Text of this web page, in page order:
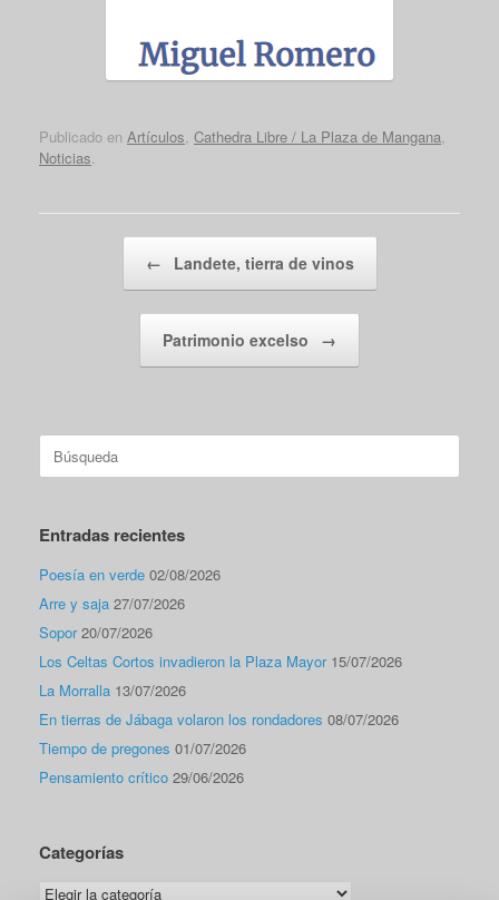
Publicado en Artículos Cathedra Libre / La Plaza de Mangana
Noticias
← Landete, tierra de vinos
Patrimonio excelso →
Buscar:
Entradas recientes
Poesía en verde 02/08/2026
Arre y saja 27/07/2026
Sopor 20/07/2026
Los Celtas Cortos invadieron la Plaza Mayor 15/07/2026
La Morralla 13/07/2026
En tierras de Jábaga volaron los rondadores 08/07/2026
Tiempo de pregones 01/07/2026
Pensamiento crítico 29/06/2026
Categorías
Categorías